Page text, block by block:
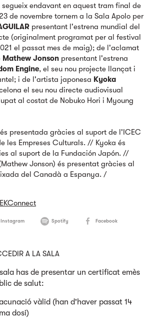
segueix endavant en aquest tram final de
de novembre tornem a la Sala Apolo per
presentant l'estrena mundial del
(originalment programat per al festival
el passat mes de maig); de l'aclamat
Mathew Jonson presentant l'estrena
Engine, el seu nou projecte llançat i
i de l'artista japonesa Kyoka
el seu nou directe audiovisual
al costat de Nobuko Hori i Myoung
presentada gràcies al suport de l'ICEC
les Empreses Culturals. // Kyoka és
al suport de la Fundación Japón. //
Jonson) és presentat gràcies al
del Canadà a Espanya. /
Instagram Spotify Facebook
A LA SALA
has de presentar un certificat emès
de salut:
vàlid (han d'haver passat 14
dosi)